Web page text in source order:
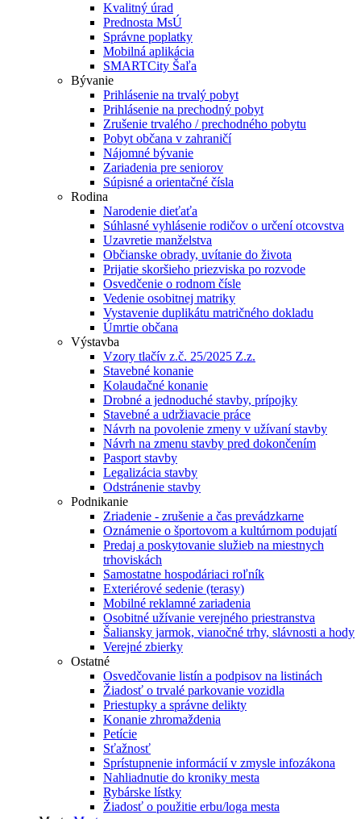
Kvalitný úrad
Prednosta MsÚ
Správne poplatky
Mobilná aplikácia
SMARTCity Šaľa
Bývanie
Prihlásenie na trvalý pobyt
Prihlásenie na prechodný pobyt
Zrušenie trvalého / prechodného pobytu
Pobyt občana v zahraničí
Nájomné bývanie
Zariadenia pre seniorov
Súpisné a orientačné čísla
Rodina
Narodenie dieťaťa
Súhlasné vyhlásenie rodičov o určení otcovstva
Uzavretie manželstva
Občianske obrady, uvítanie do života
Prijatie skoršieho priezviska po rozvode
Osvedčenie o rodnom čísle
Vedenie osobitnej matriky
Vystavenie duplikátu matričného dokladu
Úmrtie občana
Výstavba
Vzory tlačív z.č. 25/2025 Z.z.
Stavebné konanie
Kolaudačné konanie
Drobné a jednoduché stavby, prípojky
Stavebné a udržiavacie práce
Návrh na povolenie zmeny v užívaní stavby
Návrh na zmenu stavby pred dokončením
Pasport stavby
Legalizácia stavby
Odstránenie stavby
Podnikanie
Zriadenie - zrušenie a čas prevádzkarne
Oznámenie o športovom a kultúrnom podujatí
Predaj a poskytovanie služieb na miestnych
trhoviskách
Samostatne hospodáriaci roľník
Exteriérové sedenie (terasy)
Mobilné reklamné zariadenia
Osobitné užívanie verejného priestranstva
Šaliansky jarmok, vianočné trhy, slávnosti a hody
Verejné zbierky
Ostatné
Osvedčovanie listín a podpisov na listinách
Žiadosť o trvalé parkovanie vozidla
Priestupky a správne delikty
Konanie zhromaždenia
Petície
Sťažnosť
Sprístupnenie informácií v zmysle infozákona
Nahliadnutie do kroniky mesta
Rybárske lístky
Žiadosť o použitie erbu/loga mesta